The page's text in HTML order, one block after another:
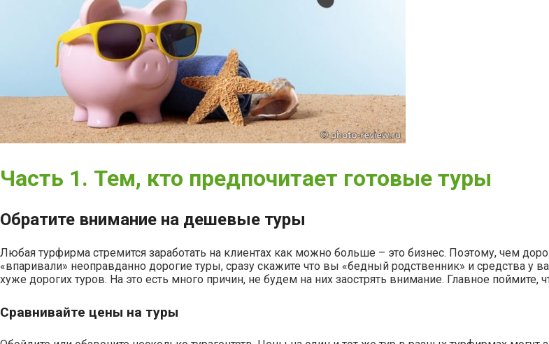
Часть 1. Тем, кто предпочитает готовые туры
Обратите внимание на дешевые туры
Любая турфирма стремится заработать на клиентах как можно больше – это бизнес. Поэтому, чем
«впаривали» неоправданно дорогие туры, сразу скажите что вы «бедный родственник» и средства
хуже дорогих туров. На это есть много причин, не будем на них заострять внимание. Главное поймите,
Сравнивайте цены на туры